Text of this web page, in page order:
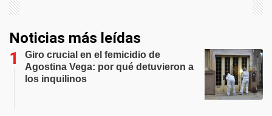
Noticias más leídas
Giro crucial en el femicidio de
Agostina Vega: por qué detuvieron a
los inquilinos